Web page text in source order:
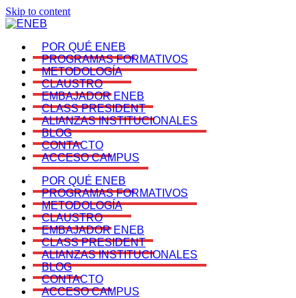
Skip to content
POR QUÉ ENEB
PROGRAMAS FORMATIVOS
METODOLOGÍA
CLAUSTRO
EMBAJADOR ENEB
CLASS PRESIDENT
ALIANZAS INSTITUCIONALES
BLOG
CONTACTO
ACCESO CAMPUS
POR QUÉ ENEB
PROGRAMAS FORMATIVOS
METODOLOGÍA
CLAUSTRO
EMBAJADOR ENEB
CLASS PRESIDENT
ALIANZAS INSTITUCIONALES
BLOG
CONTACTO
ACCESO CAMPUS